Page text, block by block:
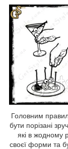
Головним
бути порізані
які в жодному
своєї форми та